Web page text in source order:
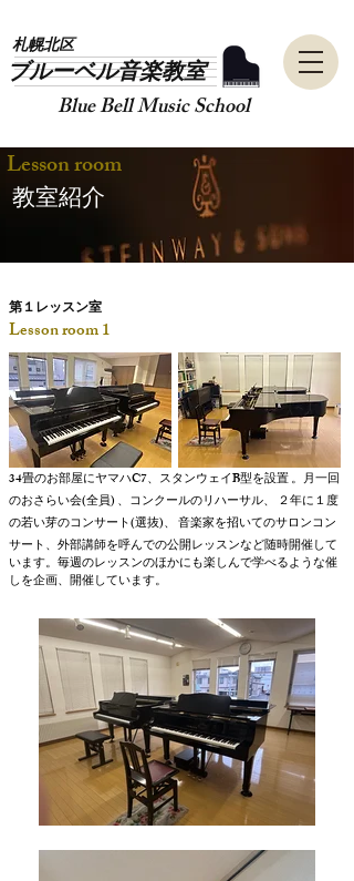
​札幌北区
​ブルーベル音楽教室
Blue Bell Music School
Lesson room
​教室紹介
第１レッスン室
Lesson room 1
34畳のお部屋にヤマハC7、スタンウェイB型を設置 。月一回
のおさらい会(全員) 、コンクールのリハーサル、 ２年に１度
の若い芽のコンサート(選抜)、 音楽家を招いてのサロンコン
サート、外部講師を呼んでの公開レッスンなど随時開催して
います。毎週のレッスンのほかにも楽しんで学べるような催
しを企画、開催しています。